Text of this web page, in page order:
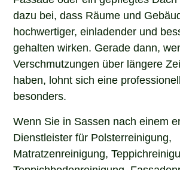
dazu bei, dass Räume und
hochwertiger, einladender und
gehalten wirken. Gerade dann,
Verschmutzungen über längere
haben, lohnt sich eine
besonders.
Wenn Sie in Sassen nach einem
Dienstleister für Polsterreinigung,
Matratzenreinigung,
Teppichbodenreinigung,